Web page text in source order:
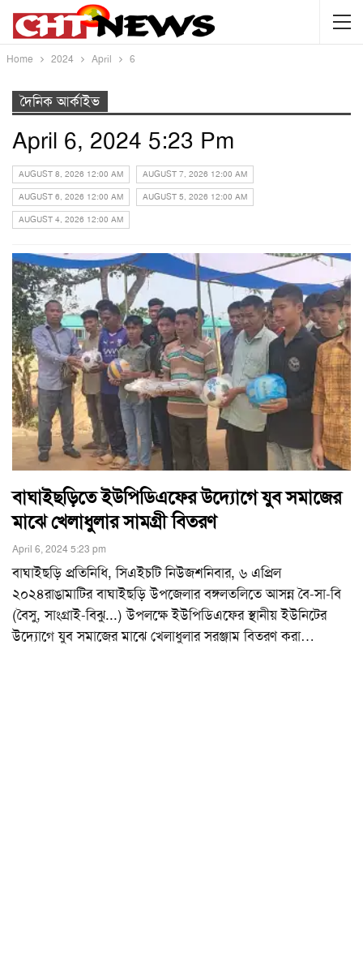
Home 2024 April 6
দৈনিক আর্কাইভ
April 6, 2024 5:23 Pm
AUGUST 8, 2026 12:00 AM AUGUST 7, 2026 12:00 AM
AUGUST 6, 2026 12:00 AM AUGUST 5, 2026 12:00 AM
AUGUST 4, 2026 12:00 AM
বাঘাইছড়িতে ইউপিডিএফের উদ্যোগে যুব সমাজের
মাঝে খেলাধুলার সামগ্রী বিতরণ
April 6, 2024 5:23 pm
বাঘাইছড়ি প্রতিনিধি, সিএইচটি নিউজশনিবার, ৬ এপ্রিল
২০২৪রাঙামাটির বাঘাইছড়ি উপজেলার বঙ্গলতলিতে আসন্ন বৈ-সা-বি
(বৈসু, সাংগ্রাই-বিঝু...) উপলক্ষে ইউপিডিএফের স্থানীয় ইউনিটের
উদ্যোগে যুব সমাজের মাঝে খেলাধুলার সরঞ্জাম বিতরণ করা…